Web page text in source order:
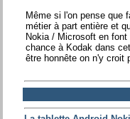
Même si l'on pense que
métier à part entière et
Nokia / Microsoft en
chance à Kodak dans
être honnête on n'y croit